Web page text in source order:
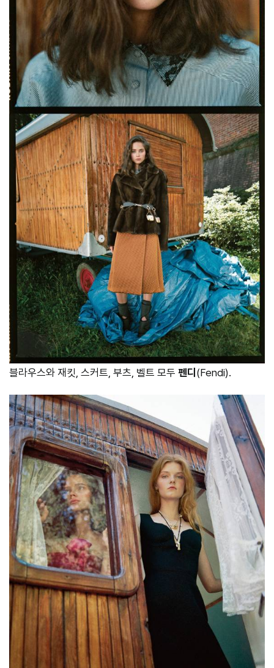
블라우스와 재킷, 스커트, 부츠, 벨트 모두 펜디 (Fendi).